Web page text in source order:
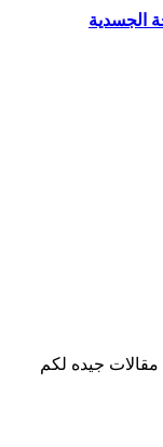
الجسدية
جيده لكم